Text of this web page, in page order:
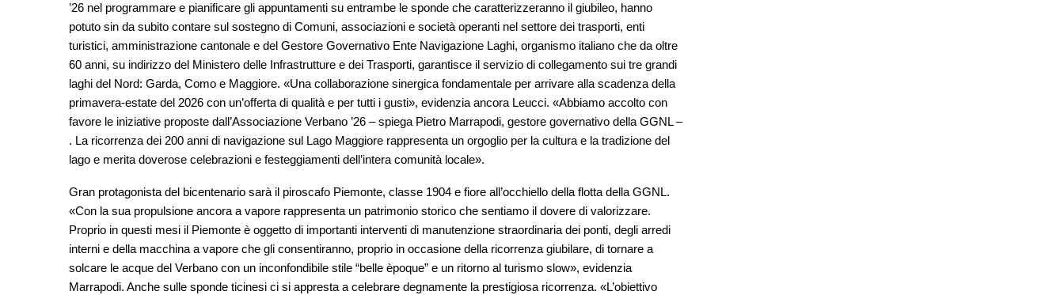
’26 nel programmare e pianificare gli appuntamenti su entrambe le sponde che caratterizzeranno il giubileo, hanno
potuto sin da subito contare sul sostegno di Comuni, associazioni e società operanti nel settore dei trasporti, enti
turistici, amministrazione cantonale e del Gestore Governativo Ente Navigazione Laghi, organismo italiano che da oltre
60 anni, su indirizzo del Ministero delle Infrastrutture e dei Trasporti, garantisce il servizio di collegamento sui tre grandi
laghi del Nord: Garda, Como e Maggiore. «Una collaborazione sinergica fondamentale per arrivare alla scadenza della
primavera-estate del 2026 con un’offerta di qualità e per tutti i gusti», evidenzia ancora Leucci. «Abbiamo accolto con
favore le iniziative proposte dall’Associazione Verbano ’26 – spiega Pietro Marrapodi, gestore governativo della GGNL –
. La ricorrenza dei 200 anni di navigazione sul Lago Maggiore rappresenta un orgoglio per la cultura e la tradizione del
lago e merita doverose celebrazioni e festeggiamenti dell’intera comunità locale».
Gran protagonista del bicentenario sarà il piroscafo Piemonte, classe 1904 e fiore all’occhiello della flotta della GGNL.
«Con la sua propulsione ancora a vapore rappresenta un patrimonio storico che sentiamo il dovere di valorizzare.
Proprio in questi mesi il Piemonte è oggetto di importanti interventi di manutenzione straordinaria dei ponti, degli arredi
interni e della macchina a vapore che gli consentiranno, proprio in occasione della ricorrenza giubilare, di tornare a
solcare le acque del Verbano con un inconfondibile stile “belle èpoque” e un ritorno al turismo slow», evidenzia
Marrapodi. Anche sulle sponde ticinesi ci si appresta a celebrare degnamente la prestigiosa ricorrenza. «L’obiettivo